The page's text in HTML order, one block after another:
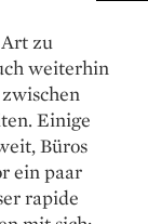
zu
weiterhin
Einige
Büros
ein paar
rapide